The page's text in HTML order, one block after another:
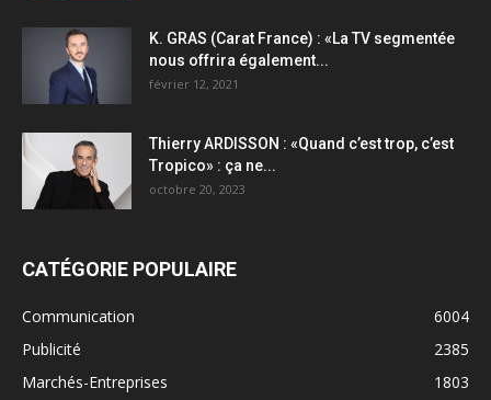
K. GRAS (Carat France) : «La TV segmentée
nous offrira également...
février 12, 2021
Thierry ARDISSON : «Quand c’est trop, c’est
Tropico» : ça ne...
octobre 20, 2023
CATÉGORIE POPULAIRE
Communication
6004
Publicité
2385
Marchés-Entreprises
1803